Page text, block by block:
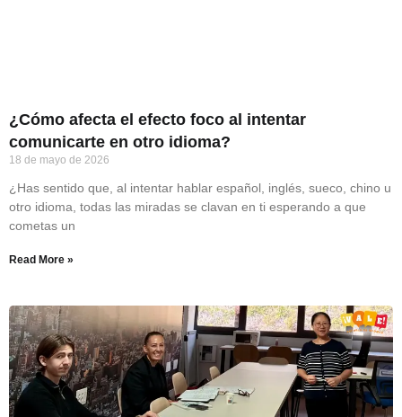
¿Cómo afecta el efecto foco al intentar
comunicarte en otro idioma?
18 de mayo de 2026
¿Has sentido que, al intentar hablar español, inglés, sueco, chino u
otro idioma, todas las miradas se clavan en ti esperando a que
cometas un
Read More »